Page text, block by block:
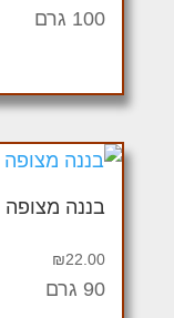
100 גרם
בננה מצופה
₪22.00
90 גרם